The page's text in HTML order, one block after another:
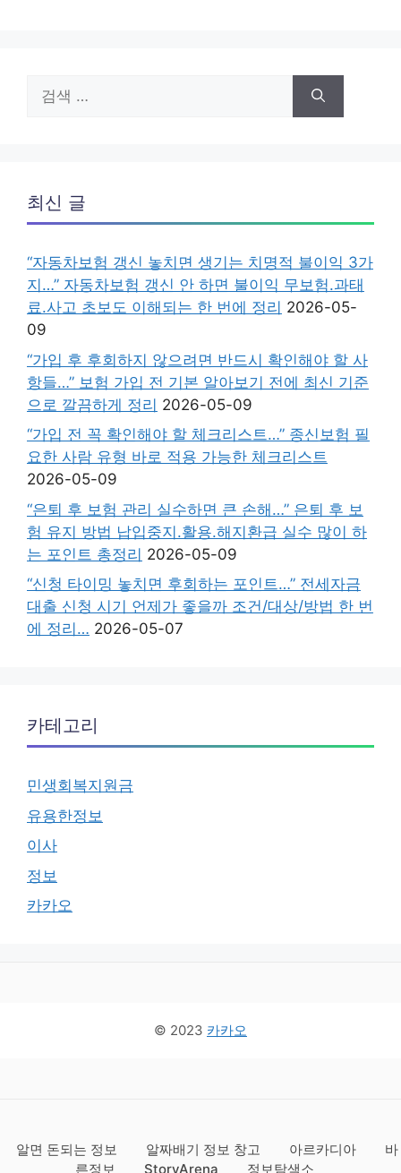
색:
최신 글
“자동차보험 갱신 놓치면 생기는 치명적 불이익 3가
지…” 자동차보험 갱신 안 하면 불이익 무보험.과태
료.사고 초보도 이해되는 한 번에 정리 2026-05-
09
“가입 후 후회하지 않으려면 반드시 확인해야 할 사
항들…” 보험 가입 전 기본 알아보기 전에 최신 기준
으로 깔끔하게 정리 2026-05-09
“가입 전 꼭 확인해야 할 체크리스트…” 종신보험 필
요한 사람 유형 바로 적용 가능한 체크리스트
2026-05-09
“은퇴 후 보험 관리 실수하면 큰 손해…” 은퇴 후 보
험 유지 방법 납입중지.활용.해지환급 실수 많이 하
는 포인트 총정리 2026-05-09
“신청 타이밍 놓치면 후회하는 포인트…” 전세자금
대출 신청 시기 언제가 좋을까 조건/대상/방법 한 번
에 정리… 2026-05-07
카테고리
민생회복지원금
유용한정보
이사
정보
카카오
© 2023 카카오
알면 돈되는 정보 알짜배기 정보 창고 아르카디아
바
른정보
StoryArena 정보탐색소